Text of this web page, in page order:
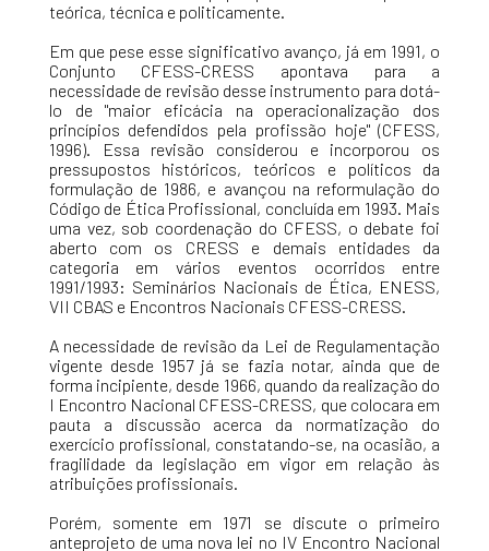
teórica, técnica e politicamente.
Em que pese esse significativo avanço, já em 1991, o
Conjunto CFESS-CRESS apontava para a
necessidade de revisão desse instrumento para dotá-
lo de "maior eficácia na operacionalização dos
princípios defendidos pela profissão hoje" (CFESS,
1996). Essa revisão considerou e incorporou os
pressupostos históricos, teóricos e políticos da
formulação de 1986, e avançou na reformulação do
Código de Ética Profissional, concluída em 1993. Mais
uma vez, sob coordenação do CFESS, o debate foi
aberto com os CRESS e demais entidades da
categoria em vários eventos ocorridos entre
1991/1993: Seminários Nacionais de Ética, ENESS,
VII CBAS e Encontros Nacionais CFESS-CRESS.
A necessidade de revisão da Lei de Regulamentação
vigente desde 1957 já se fazia notar, ainda que de
forma incipiente, desde 1966, quando da realização do
I Encontro Nacional CFESS-CRESS, que colocara em
pauta a discussão acerca da normatização do
exercício profissional, constatando-se, na ocasião, a
fragilidade da legislação em vigor em relação às
atribuições profissionais.
Porém, somente em 1971 se discute o primeiro
anteprojeto de uma nova lei no IV Encontro Nacional